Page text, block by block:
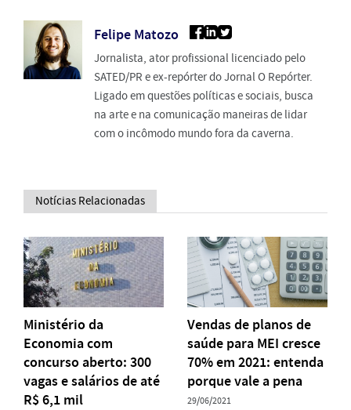
Felipe Matozo
Jornalista, ator profissional licenciado pelo
SATED/PR e ex-repórter do Jornal O Repórter.
Ligado em questões políticas e sociais, busca
na arte e na comunicação maneiras de lidar
com o incômodo mundo fora da caverna.
Notícias Relacionadas
Ministério da
Economia com
concurso aberto: 300
vagas e salários de até
R$ 6,1 mil
Vendas de planos de
saúde para MEI cresce
70% em 2021: entenda
porque vale a pena
29/06/2021